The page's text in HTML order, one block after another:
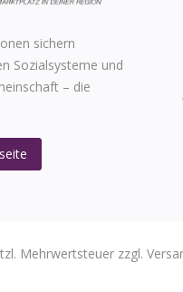
sichern
Sozialsysteme und
– die
Mehrwertsteuer zzgl.